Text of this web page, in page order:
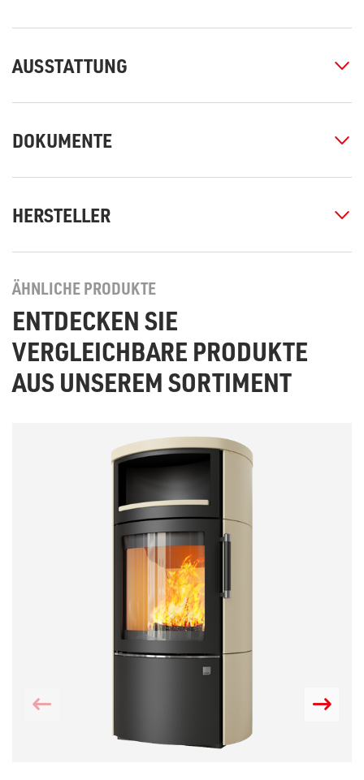
AUSSTATTUNG
DOKUMENTE
HERSTELLER
ÄHNLICHE PRODUKTE
ENTDECKEN SIE
VERGLEICHBARE PRODUKTE
AUS UNSEREM SORTIMENT